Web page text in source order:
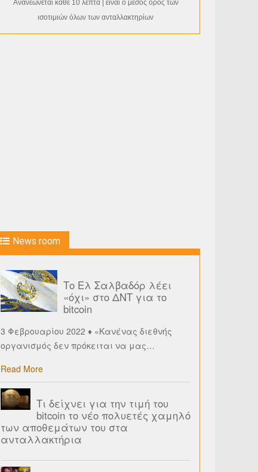
Ανανεώνεται κάθε 10 λεπτά | είναι ο μέσος όρος των
ισοτιμιών όλων των ανταλλακτηρίων
News room
Το Ελ Σαλβαδόρ λέει
«όχι» στο ΔΝΤ για το
bitcoin
3 Φεβρουαρίου 2022 ♦ «Κανένας διεθνής
οργανισμός δεν πρόκειται να μας…
Read More
Τι δείχνει για την τιμή του
bitcoin το νέο πολυετές χαμηλό
των αποθεμάτων του στα
ανταλλακτήρια